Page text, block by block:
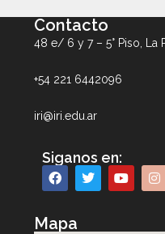
Contacto
48 e/ 6 y 7 – 5° Piso, La
+54 221 6442096
iri@iri.edu.ar
Siganos en:
Mapa